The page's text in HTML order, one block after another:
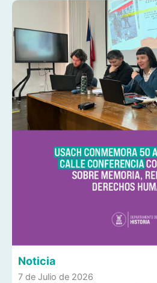
Noticia
7 de Julio de 2026